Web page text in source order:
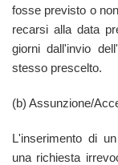
fosse previsto o
recarsi alla data
giorni dall'invio
stesso prescelto.
(b) Assunzione/
L'inserimento di
una richiesta